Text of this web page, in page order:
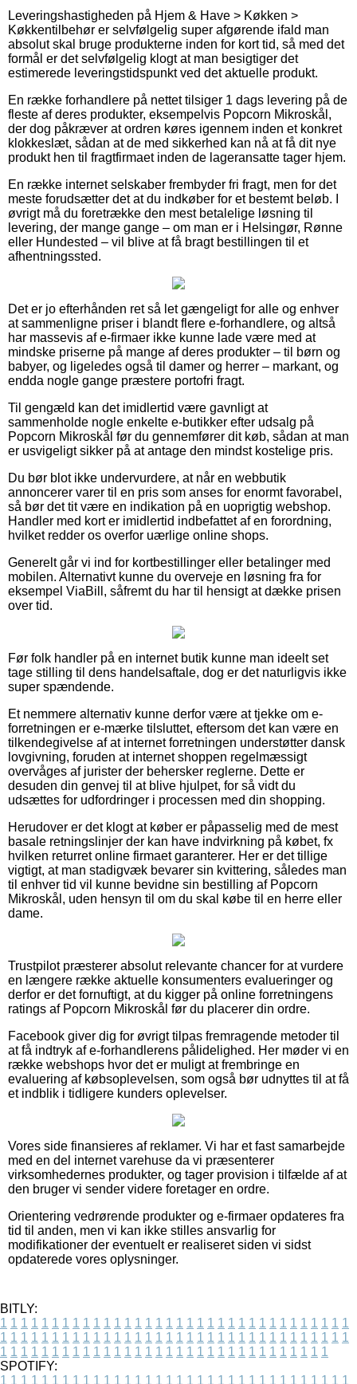
Leveringshastigheden på Hjem & Have > Køkken >
Køkkentilbehør er selvfølgelig super afgørende ifald man
absolut skal bruge produkterne inden for kort tid, så med det
formål er det selvfølgelig klogt at man besigtiger det
estimerede leveringstidspunkt ved det aktuelle produkt.
En række forhandlere på nettet tilsiger 1 dags levering på de
fleste af deres produkter, eksempelvis Popcorn Mikroskål,
der dog påkræver at ordren køres igennem inden et konkret
klokkeslæt, sådan at de med sikkerhed kan nå at få dit nye
produkt hen til fragtfirmaet inden de lageransatte tager hjem.
En række internet selskaber frembyder fri fragt, men for det
meste forudsætter det at du indkøber for et bestemt beløb. I
øvrigt må du foretrække den mest betalelige løsning til
levering, der mange gange – om man er i Helsingør, Rønne
eller Hundested – vil blive at få bragt bestillingen til et
afhentningssted.
Det er jo efterhånden ret så let gængeligt for alle og enhver
at sammenligne priser i blandt flere e-forhandlere, og altså
har massevis af e-firmaer ikke kunne lade være med at
mindske priserne på mange af deres produkter – til børn og
babyer, og ligeledes også til damer og herrer – markant, og
endda nogle gange præstere portofri fragt.
Til gengæld kan det imidlertid være gavnligt at
sammenholde nogle enkelte e-butikker efter udsalg på
Popcorn Mikroskål før du gennemfører dit køb, sådan at man
er usvigeligt sikker på at antage den mindst kostelige pris.
Du bør blot ikke undervurdere, at når en webbutik
annoncerer varer til en pris som anses for enormt favorabel,
så bør det tit være en indikation på en uoprigtig webshop.
Handler med kort er imidlertid indbefattet af en forordning,
hvilket redder os overfor uærlige online shops.
Generelt går vi ind for kortbestillinger eller betalinger med
mobilen. Alternativt kunne du overveje en løsning fra for
eksempel ViaBill, såfremt du har til hensigt at dække prisen
over tid.
Før folk handler på en internet butik kunne man ideelt set
tage stilling til dens handelsaftale, dog er det naturligvis ikke
super spændende.
Et nemmere alternativ kunne derfor være at tjekke om e-
forretningen er e-mærke tilsluttet, eftersom det kan være en
tilkendegivelse af at internet forretningen understøtter dansk
lovgivning, foruden at internet shoppen regelmæssigt
overvåges af jurister der behersker reglerne. Dette er
desuden din genvej til at blive hjulpet, for så vidt du
udsættes for udfordringer i processen med din shopping.
Herudover er det klogt at køber er påpasselig med de mest
basale retningslinjer der kan have indvirkning på købet, fx
hvilken returret online firmaet garanterer. Her er det tillige
vigtigt, at man stadigvæk bevarer sin kvittering, således man
til enhver tid vil kunne bevidne sin bestilling af Popcorn
Mikroskål, uden hensyn til om du skal købe til en herre eller
dame.
Trustpilot præsterer absolut relevante chancer for at vurdere
en længere række aktuelle konsumenters evalueringer og
derfor er det fornuftigt, at du kigger på online forretningens
ratings af Popcorn Mikroskål før du placerer din ordre.
Facebook giver dig for øvrigt tilpas fremragende metoder til
at få indtryk af e-forhandlerens pålidelighed. Her møder vi en
række webshops hvor det er muligt at frembringe en
evaluering af købsoplevelsen, som også bør udnyttes til at få
et indblik i tidligere kunders oplevelser.
Vores side finansieres af reklamer. Vi har et fast samarbejde
med en del internet varehuse da vi præsenterer
virksomhedernes produkter, og tager provision i tilfælde af at
den bruger vi sender videre foretager en ordre.
Orientering vedrørende produkter og e-firmaer opdateres fra
tid til anden, men vi kan ikke stilles ansvarlig for
modifikationer der eventuelt er realiseret siden vi sidst
opdaterede vores oplysninger.
BITLY:
1 1 1 1 1 1 1 1 1 1 1 1 1 1 1 1 1 1 1 1 1 1 1 1 1 1 1 1 1 1 1 1 1 1
1 1 1 1 1 1 1 1 1 1 1 1 1 1 1 1 1 1 1 1 1 1 1 1 1 1 1 1 1 1 1 1 1 1
1 1 1 1 1 1 1 1 1 1 1 1 1 1 1 1 1 1 1 1 1 1 1 1 1 1 1 1 1 1 1 1
SPOTIFY:
1 1 1 1 1 1 1 1 1 1 1 1 1 1 1 1 1 1 1 1 1 1 1 1 1 1 1 1 1 1 1 1 1 1